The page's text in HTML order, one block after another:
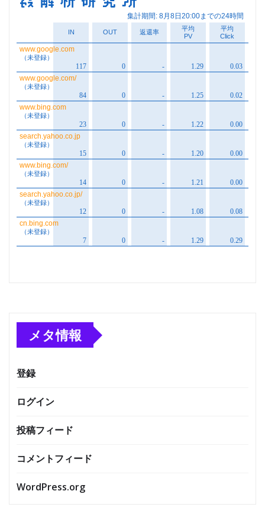
メタ情報
登録
ログイン
投稿フィード
コメントフィード
WordPress.org